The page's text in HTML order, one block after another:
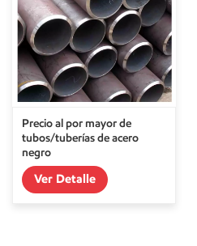
Precio al por mayor de
tubos/tuberías de acero
negro
Ver Detalle